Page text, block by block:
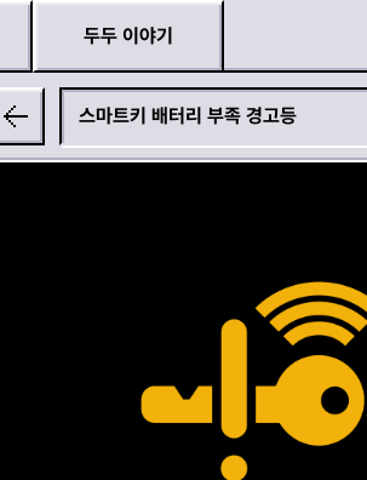
두두 이야기
스마트키 배터리 부족 경고등